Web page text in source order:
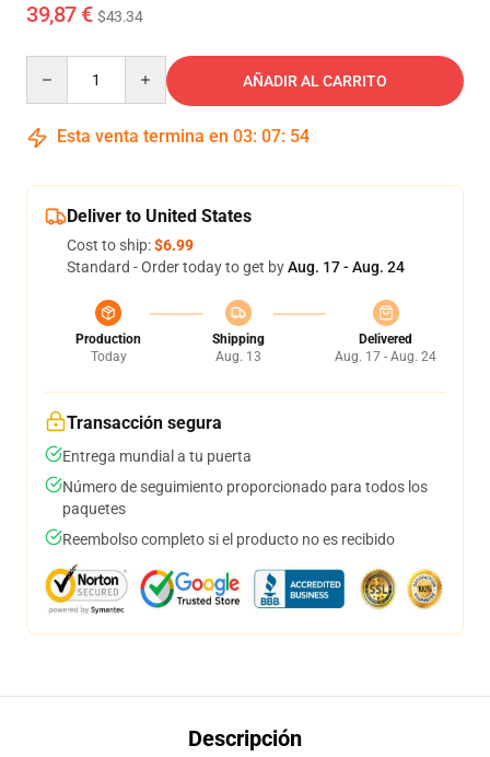
39,87 € $43.34
AÑADIR AL CARRITO
Esta venta termina en 03: 07: 54
Deliver to United States
Cost to ship:$6.99
Standard - Order today to get byAug. 17 - Aug. 24
Production
Today
Shipping
Aug. 13
Delivered
Aug. 17 - Aug. 24
Transacción segura
Entrega mundial a tu puerta
Número de seguimiento proporcionado para todos los
paquetes
Reembolso completo si el producto no es recibido
Descripción